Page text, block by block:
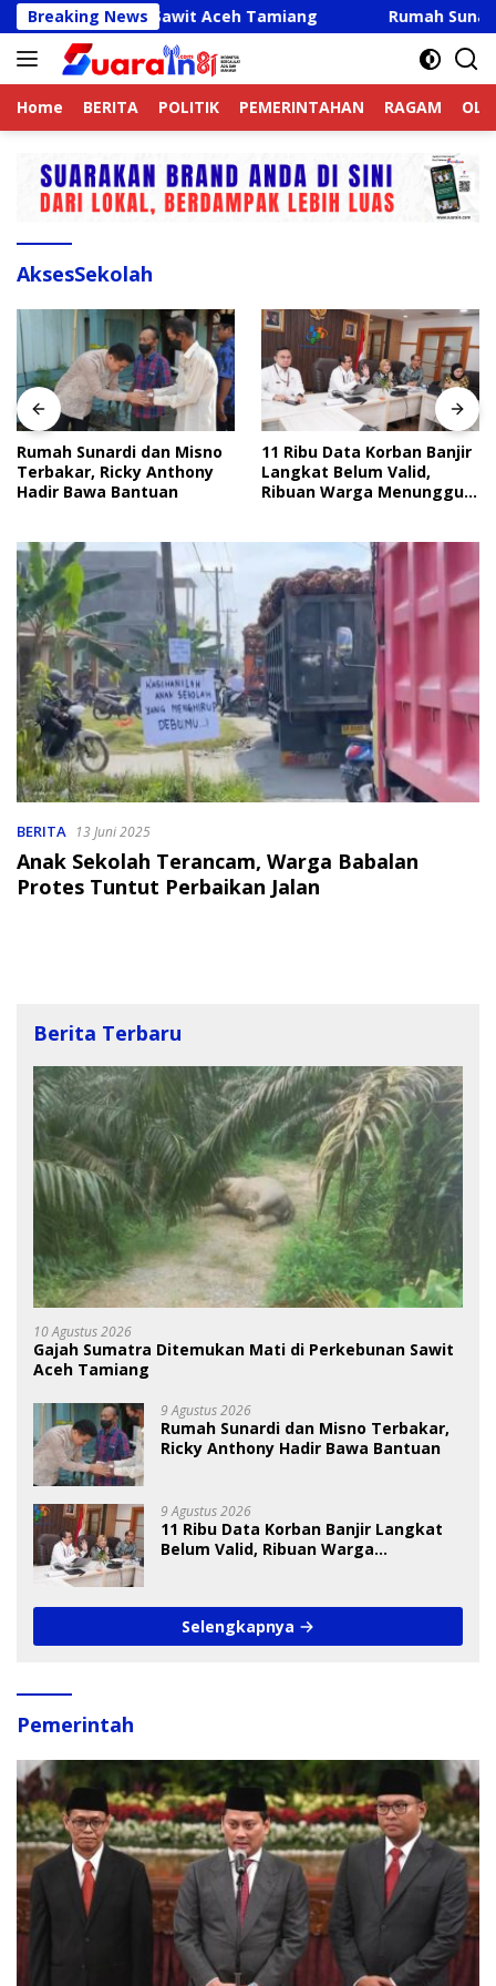
Langsung
ke
konten
Breaking NewsSawit Aceh Tamiang Rumah Sunardi
Home BERITA POLITIK PEMERINTAHAN RAGAM
AksesSekolah
Rumah Sunardi dan Misno
Terbakar, Ricky Anthony
Hadir Bawa Bantuan
11 Ribu Data Korban Banjir
Langkat Belum Valid,
Ribuan Warga Menunggu
BERITA 13 Juni 2025
Anak Sekolah Terancam, Warga Babalan
Protes Tuntut Perbaikan Jalan
Berita Terbaru
10 Agustus 2026
Gajah Sumatra Ditemukan Mati di Perkebunan Sawit
Aceh Tamiang
9 Agustus 2026
Rumah Sunardi dan Misno Terbakar,
Ricky Anthony Hadir Bawa Bantuan
9 Agustus 2026
11 Ribu Data Korban Banjir Langkat
Belum Valid, Ribuan Warga
Selengkapnya
Pemerintah